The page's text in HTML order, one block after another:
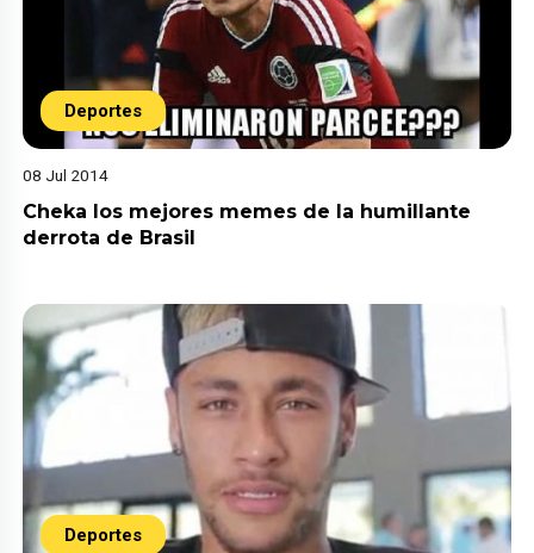
Deportes
08 Jul 2014
Cheka los mejores memes de la humillante
derrota de Brasil
Deportes